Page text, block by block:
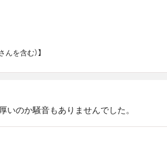
を含む）】
いのか騒音もありませんでした。